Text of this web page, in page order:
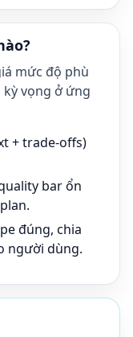
mức độ phù
vọng ở ứng
+ trade-offs)
bar ổn
đúng, chia
người dùng.